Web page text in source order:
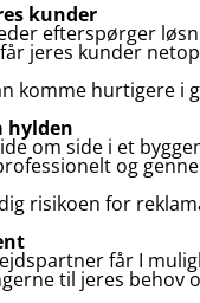
kunder
efterspørger
jeres kunder
komme hurtigere i
hylden
om side i et
og
risikoen for
får I
til jeres